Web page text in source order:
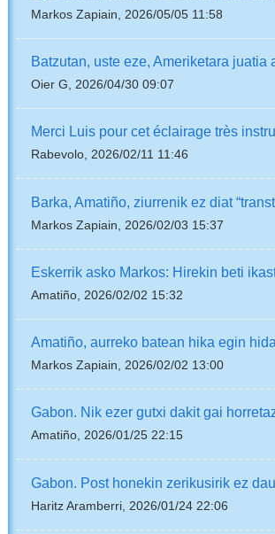
Markos Zapiain, 2026/05/05 11:58
Batzutan, uste eze, Ameriketara juatia
Oier G, 2026/04/30 09:07
Merci Luis pour cet éclairage très
Rabevolo, 2026/02/11 11:46
Barka, Amatiño, ziurrenik ez diat
Markos Zapiain, 2026/02/03 15:37
Eskerrik asko Markos: Hirekin beti
Amatiño, 2026/02/02 15:32
Amatiño, aurreko batean hika egin
Markos Zapiain, 2026/02/02 13:00
Gabon. Nik ezer gutxi dakit gai
Amatiño, 2026/01/25 22:15
Gabon. Post honekin zerikusirik ez
Haritz Aramberri, 2026/01/24 22:06